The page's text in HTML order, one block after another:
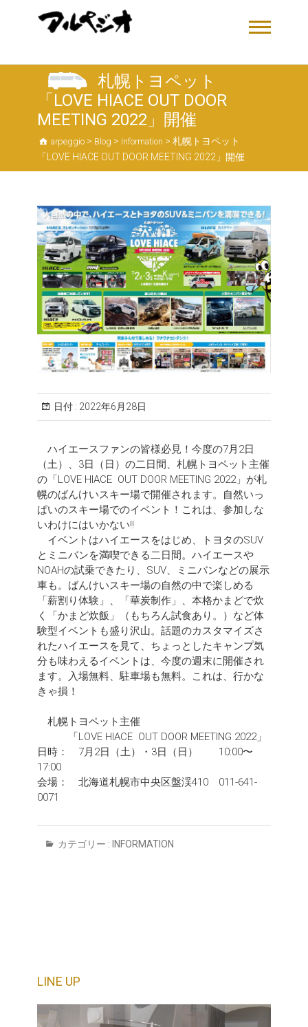
札幌トヨペット
「LOVE HIACE OUT DOOR
MEETING 2022」開催
arpeggio > Blog > Information > 札幌トヨペット
「LOVE HIACE OUT DOOR MEETING 2022」開催
日付 : 2022年6月28日
ハイエースファンの皆様必見！今度の7月2日
（土）、3日（日）の二日間、札幌トヨペット主催
の「LOVE HIACE OUT DOOR MEETING 2022」が札
幌のばんけいスキー場で開催されます。自然いっ
ぱいのスキー場でのイベント！これは、参加しな
いわけにはいかない!!
イベントはハイエースをはじめ、トヨタのSUV
とミニバンを満喫できる二日間。ハイエースや
NOAHの試乗できたり、SUV、ミニバンなどの展示
車も。ばんけいスキー場の自然の中で楽しめる
「薪割り体験」、「華炭制作」、本格かまどで炊
く「かまど炊飯」（もちろん試食あり。）など体
験型イベントも盛り沢山。話題のカスタマイズさ
れたハイエースを見て、ちょっとしたキャンプ気
分も味わえるイベントは、今度の週末に開催され
ます。入場無料、駐車場も無料。これは、行かな
きゃ損！
札幌トヨペット主催
「LOVE HIACE OUT DOOR MEETING 2022」
日時： 7月2日（土）・3日（日） 10:00〜
17:00
会場： 北海道札幌市中央区盤渓410 011-641-
0071
カテゴリー : INFORMATION
LINE UP